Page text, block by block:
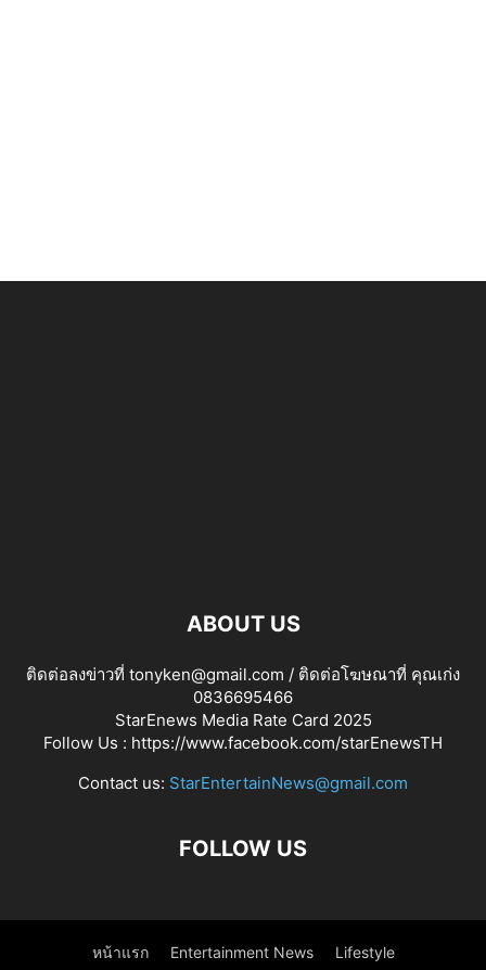
ABOUT US
ติดต่อลงข่าวที่ tonyken@gmail.com / ติดต่อโฆษณาที่ คุณเก่ง
0836695466
StarEnews Media Rate Card 2025
Follow Us : https://www.facebook.com/starEnewsTH
Contact us: StarEntertainNews@gmail.com
FOLLOW US
หน้าแรก Entertainment News Lifestyle